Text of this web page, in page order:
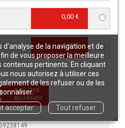
d’analyse de la navigation et de
de vous proposer la meilleure
contenus pertinents. En cliquant
nous autorisez à utiliser ces
de les refuser ou de les
accepter Tout refuser
0,00 €
0,00 €
AJOUTER
AU PANIER